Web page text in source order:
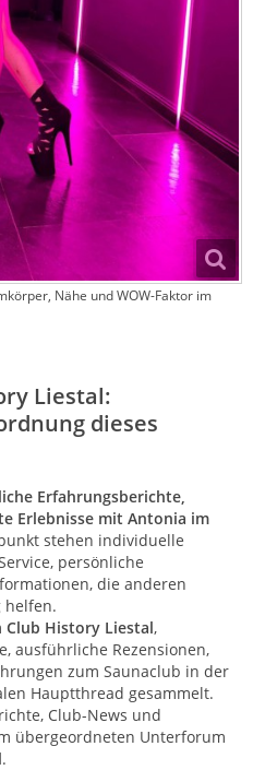
Nähe und WOW-Faktor im
Liestal:
dieses
Erfahrungsberichte,
Erlebnisse mit Antonia im
stehen individuelle
persönliche
die anderen
helfen.
Club History Liestal,
ausführliche Rezensionen,
zum Saunaclub in der
Hauptthread gesammelt.
Club-News und
übergeordneten Unterforum
.